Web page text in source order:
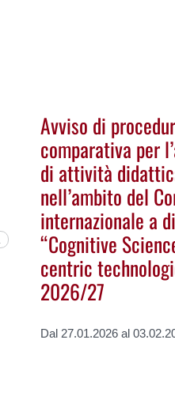
Avviso di
comparativa per
di attività
nell’ambito del
internazionale a
“Cognitive
centric
2026/27
Dal 27.01.2026 al